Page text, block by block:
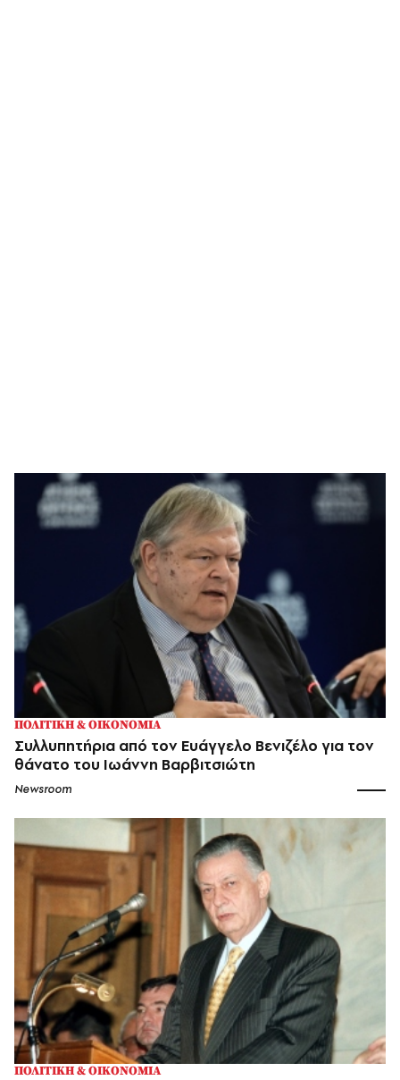
ΠΟΛΙΤΙΚΗ & ΟΙΚΟΝΟΜΙΑ
Συλλυπητήρια από τον Ευάγγελο Βενιζέλο για τον
θάνατο του Ιωάννη Βαρβιτσιώτη
Newsroom
ΠΟΛΙΤΙΚΗ & ΟΙΚΟΝΟΜΙΑ